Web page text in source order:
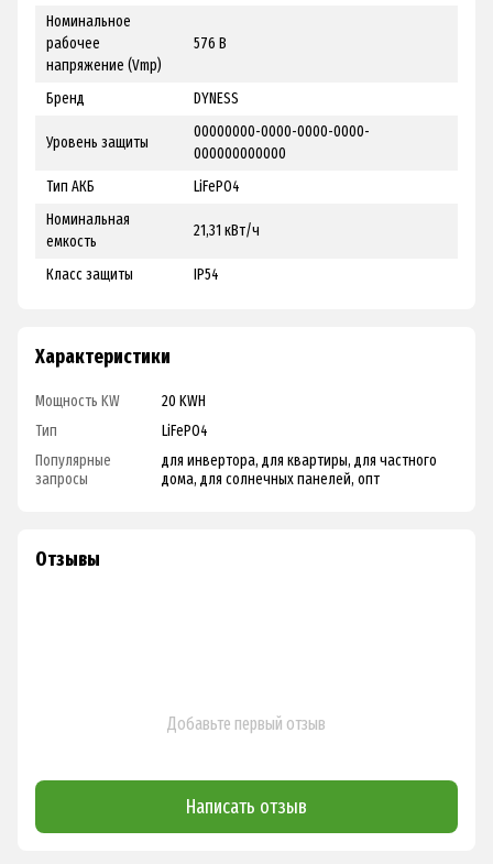
Номинальное
рабочее
напряжение (Vmp)
576 В
Бренд DYNESS
Уровень защиты
00000000-0000-0000-0000-
000000000000
Тип АКБ
LiFePO4
Номинальная
емкость
21,31 кВт/ч
Класс защиты IP54
Характеристики
Мощность KW
20 KWH
Тип
LiFePO4
Популярные
запросы
для инвертора, для квартиры, для частного
дома, для солнечных панелей, опт
Отзывы
Добавьте первый отзыв
Написать отзыв